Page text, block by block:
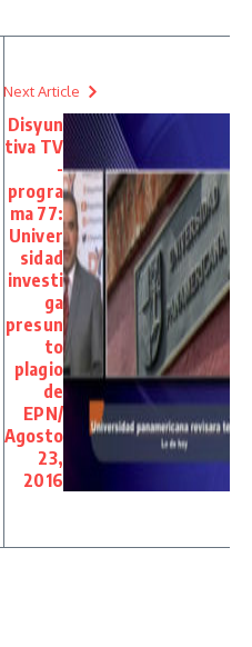
Next Article
Disyun
tiva TV
-
progra
ma 77:
Univer
sidad
investi
ga
presun
to
plagio
de
EPN/
Agosto
23,
2016